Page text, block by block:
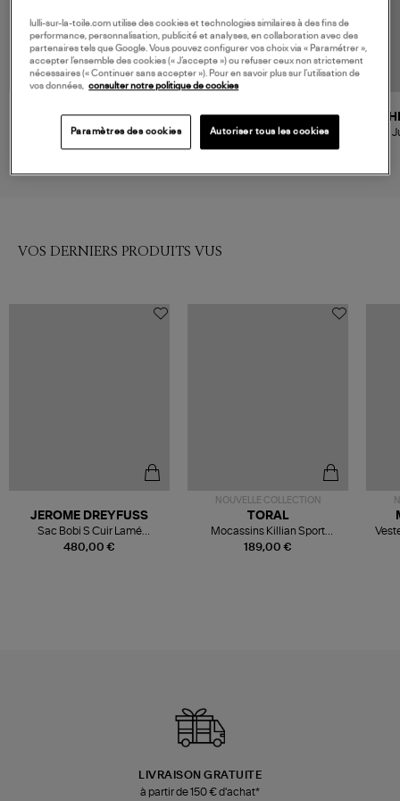
950,00 €
CECILIE BAHNSEN
Jupe With Gathered Waist And
850,00 €
CECILIE BAHNSEN
Jupe Fiella Black
VOS DERNIERS PRODUITS VUS
480,00 €
JEROME DREYFUSS
Sac Bobi S Cuir Lamé
Champagne
NOUVELLE COLLECTION
189,00 €
TORAL
Mocassins Killian Sport
Mousse
LIVRAISON GRATUITE
à partir de 150 € d'achat*
lulli-sur-la-toile.com utilise des cookies et technologies similaires à des fins de
performance, personnalisation, publicité et analyses, en collaboration avec des
partenaires tels que Google. Vous pouvez configurer vos choix via « Paramétrer »,
accepter l’ensemble des cookies (« J’accepte ») ou refuser ceux non strictement
nécessaires (« Continuer sans accepter »). Pour en savoir plus sur l’utilisation de
vos données, consulter notre politique de cookies
Paramètres des cookies Autoriser tous les cookies